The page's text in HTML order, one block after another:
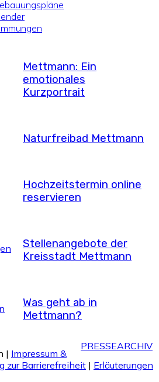
Mettmann: Ein
emotionales
Kurzportrait
Naturfreibad Mettmann
Hochzeitstermin online
reservieren
Stellenangebote der
Kreisstadt Mettmann
Was geht ab in
Mettmann?
PRESSEARCHIV
| Impressum &
zur Barrierefreiheit | Erläuterungen